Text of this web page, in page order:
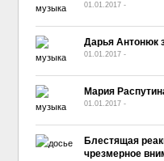
01.01.2017 -
Дарья Антонюк
01.01.2017 -
Мария
01.01.2017 -
Блестящая
чрезмерное